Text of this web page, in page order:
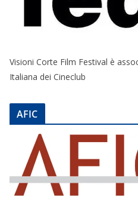
Visioni Corte Film Festival è
Italiana dei Cineclub
AFIC